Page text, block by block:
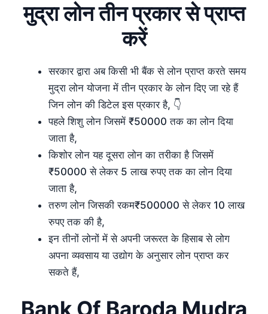
मुद्रा लोन तीन प्रकार से प्राप्त
करें
सरकार द्वारा अब किसी भी बैंक से लोन प्राप्त करते समय
मुद्रा लोन योजना में तीन प्रकार के लोन दिए जा रहे हैं
जिन लोन की डिटेल इस प्रकार है, 👇
पहले शिशु लोन जिसमें ₹50000 तक का लोन दिया
जाता है,
किशोर लोन यह दूसरा लोन का तरीका है जिसमें
₹50000 से लेकर 5 लाख रुपए तक का लोन दिया
जाता है,
तरुण लोन जिसकी रकम₹500000 से लेकर 10 लाख
रुपए तक की है,
इन तीनों लोनों में से अपनी जरूरत के हिसाब से लोग
अपना व्यवसाय या उद्योग के अनुसार लोन प्राप्त कर
सकते हैं,
Bank Of Baroda Mudra